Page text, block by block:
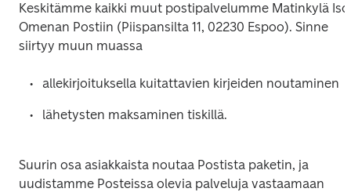
Keskitämme kaikki muut postipalvelumme Matinkylä
Omenan Postiin (Piispansilta 11, 02230 Espoo). Sinne
siirtyy muun muassa
allekirjoituksella kuitattavien kirjeiden noutaminen
lähetysten maksaminen tiskillä.
Suurin osa asiakkaista noutaa Postista paketin, ja
uudistamme Posteissa olevia palveluja vastaamaan